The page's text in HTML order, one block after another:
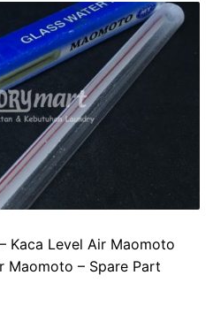
Kaca Level Air Maomoto
Maomoto – Spare Part